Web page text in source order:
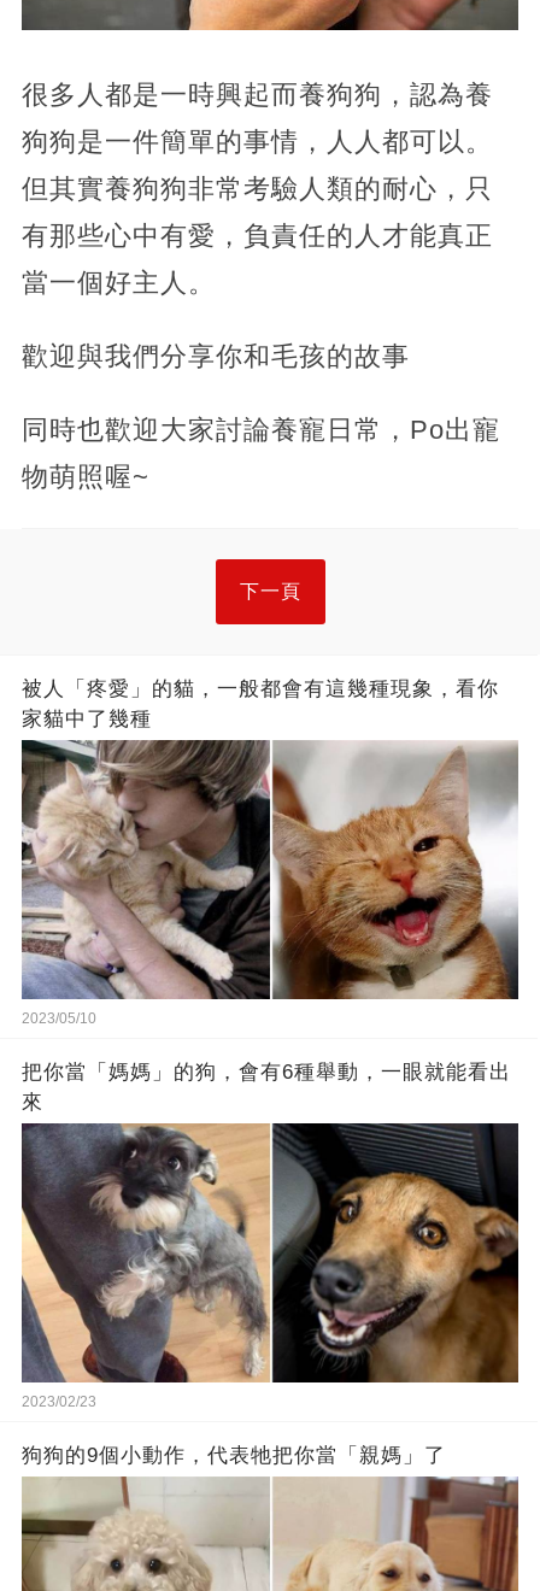
很多人都是一時興起而養狗狗，認為養
狗狗是一件簡單的事情，人人都可以。
但其實養狗狗非常考驗人類的耐心，只
有那些心中有愛，負責任的人才能真正
當一個好主人。
歡迎與我們分享你和毛孩的故事
同時也歡迎大家討論養寵日常，Po出寵
物萌照喔~
下一頁
被人「疼愛」的貓，一般都會有這幾種現象，看你
家貓中了幾種
2023/05/10
把你當「媽媽」的狗，會有6種舉動，一眼就能看出
來
2023/02/23
狗狗的9個小動作，代表牠把你當「親媽」了